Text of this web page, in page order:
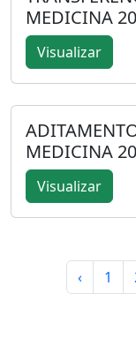
MEDICINA
Visualizar
MEDICINA
Visualizar
‹ 1